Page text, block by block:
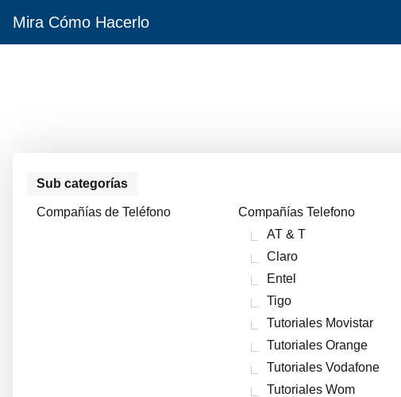
Mira Cómo Hacerlo
Sub categorías
Compañías de Teléfono
Compañías Telefono
AT & T
Claro
Entel
Tigo
Tutoriales Movistar
Tutoriales Orange
Tutoriales Vodafone
Tutoriales Wom